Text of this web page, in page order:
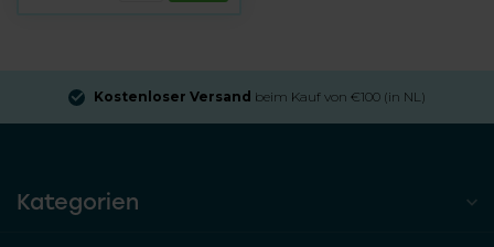
Kostenloser Versand beim Kauf von €100 (in NL)
Kategorien